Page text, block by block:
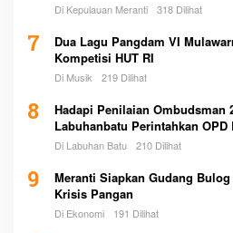
Di Kepulauan Meranti 318 Dilihat
7
Dua Lagu Pangdam VI
Kompetisi HUT RI
Di Musik 219 Dilihat
8
Hadapi Penilaian Ombudsman
Labuhanbatu Perintahkan OPD
Di Labuhan Batu 210 Dilihat
9
Meranti Siapkan Gudang
Krisis Pangan
Di Ekonomi 191 Dilihat